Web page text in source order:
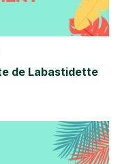
de Labastidette